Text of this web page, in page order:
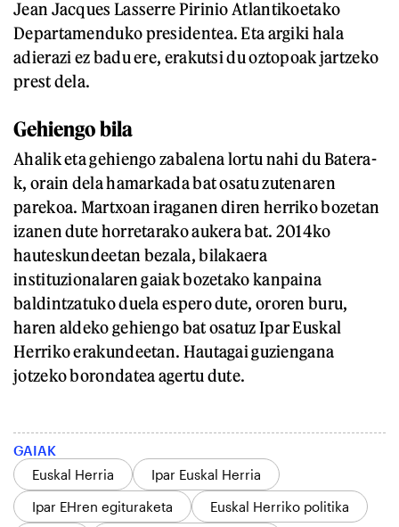
Jean Jacques Lasserre Pirinio Atlantikoetako
Departamenduko presidentea. Eta argiki hala
adierazi ez badu ere, erakutsi du oztopoak jartzeko
prest dela.
Gehiengo bila
Ahalik eta gehiengo zabalena lortu nahi du Batera-
k, orain dela hamarkada bat osatu zutenaren
parekoa. Martxoan iraganen diren herriko bozetan
izanen dute horretarako aukera bat. 2014ko
hauteskundeetan bezala, bilakaera
instituzionalaren gaiak bozetako kanpaina
baldintzatuko duela espero dute, ororen buru,
haren aldeko gehiengo bat osatuz Ipar Euskal
Herriko erakundeetan. Hautagai guziengana
jotzeko borondatea agertu dute.
GAIAK
Euskal Herria
Ipar Euskal Herria
Ipar EHren egituraketa
Euskal Herriko politika